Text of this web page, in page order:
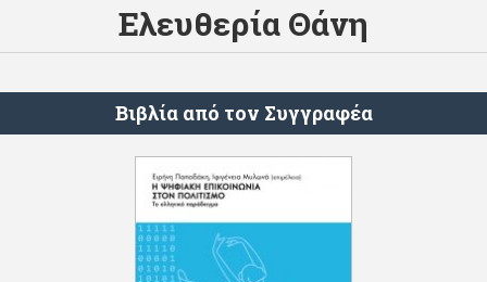
Ελευθερία Θάνη
Βιβλία από τον Συγγραφέα